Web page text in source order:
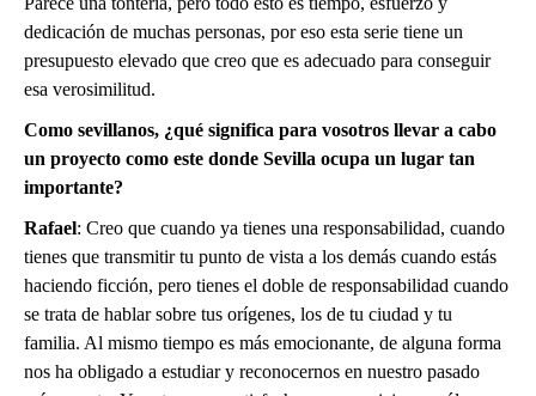
dedicación de muchas personas, por eso esta serie tiene un
presupuesto elevado que creo que es adecuado para conseguir
esa verosimilitud.
Como sevillanos, ¿qué significa para vosotros llevar a cabo
un proyecto como este donde Sevilla ocupa un lugar tan
importante?
Rafael: Creo que cuando ya tienes una responsabilidad, cuando
tienes que transmitir tu punto de vista a los demás cuando estás
haciendo ficción, pero tienes el doble de responsabilidad cuando
se trata de hablar sobre tus orígenes, los de tu ciudad y tu
familia. Al mismo tiempo es más emocionante, de alguna forma
nos ha obligado a estudiar y reconocernos en nuestro pasado